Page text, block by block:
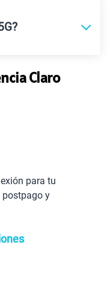
Claro
tu